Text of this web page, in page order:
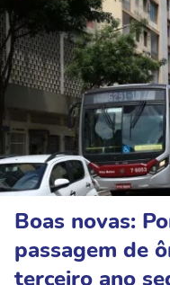
Boas novas:
passagem de
terceiro ano